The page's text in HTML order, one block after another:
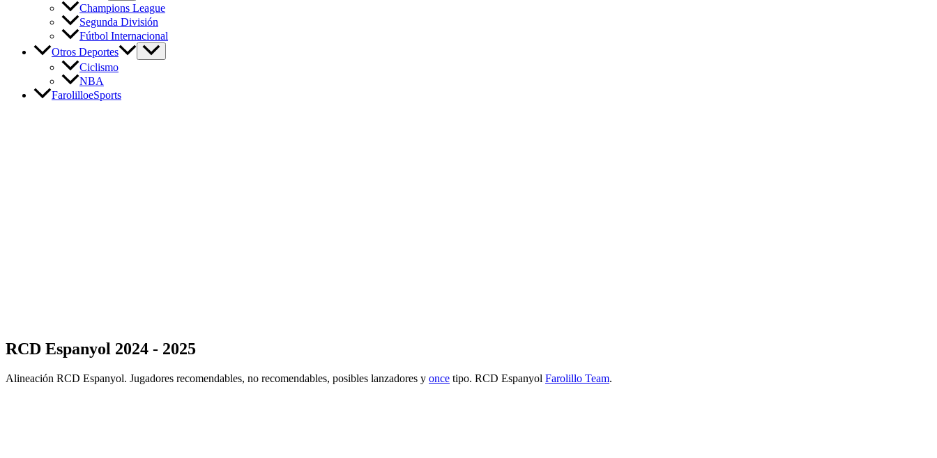
Champions League
Segunda División
Fútbol Internacional
Otros Deportes
Ciclismo
NBA
FarolilloeSports
RCD Espanyol 2024 - 2025
Alineación RCD Espanyol. Jugadores recomendables, no recomendables, posibles lanzadores y once tipo. RCD Espanyol Farolillo Team.